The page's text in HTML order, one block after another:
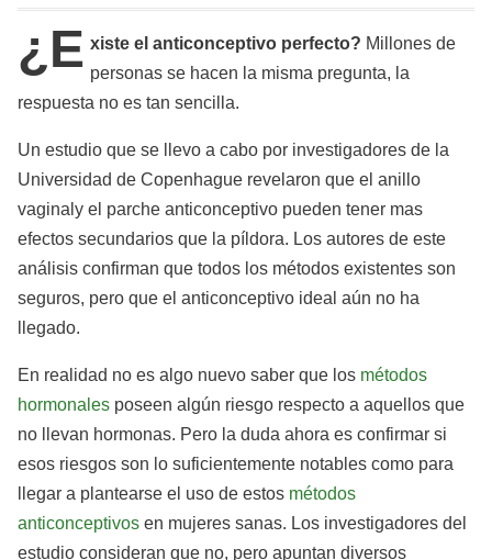
¿E xiste el anticonceptivo perfecto? Millones de
personas se hacen la misma pregunta, la
respuesta no es tan sencilla.
Un estudio que se llevo a cabo por investigadores de la
Universidad de Copenhague revelaron que el anillo
vaginal y el parche anticonceptivo pueden tener mas
efectos secundarios que la píldora. Los autores de este
análisis confirman que todos los métodos existentes son
seguros, pero que el anticonceptivo ideal aún no ha
llegado.
En realidad no es algo nuevo saber que los métodos
hormonales poseen algún riesgo respecto a aquellos que
no llevan hormonas. Pero la duda ahora es confirmar si
esos riesgos son lo suficientemente notables como para
llegar a plantearse el uso de estos métodos
anticonceptivos en mujeres sanas. Los investigadores del
estudio consideran que no, pero apuntan diversos